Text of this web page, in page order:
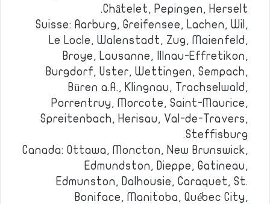
Châtelet, Pepingen, Herselt.
Suisse: Aarburg, Greifensee, Lachen, Wil,
Le Locle, Walenstadt, Zug, Maienfeld,
Broye, Lausanne, Illnau-Effretikon,
Burgdorf, Uster, Wettingen, Sempach,
Büren a.A., Klingnau, Trachselwald,
Porrentruy, Morcote, Saint-Maurice,
Spreitenbach, Herisau, Val-de-Travers,
Steffisburg.
Canada: Ottawa, Moncton, New Brunswick,
Edmundston, Dieppe, Gatineau,
Edmunston, Dalhousie, Caraquet, St.
Boniface, Manitoba, Québec City,